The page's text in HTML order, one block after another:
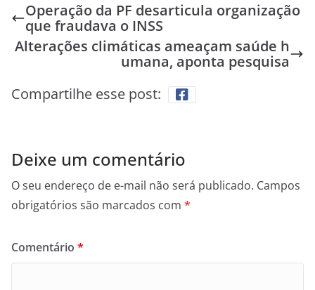
Operação da PF desarticula organização
que fraudava o INSS
Alterações climáticas ameaçam saúde h
umana, aponta pesquisa
Compartilhe esse post:
Deixe um comentário
O seu endereço de e-mail não será publicado. Campos
obrigatórios são marcados com *
Comentário *